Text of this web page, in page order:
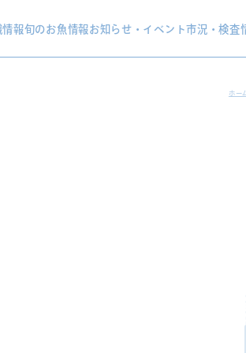
情報旬のお魚情報お知らせ・イベント市況・検査
ホー